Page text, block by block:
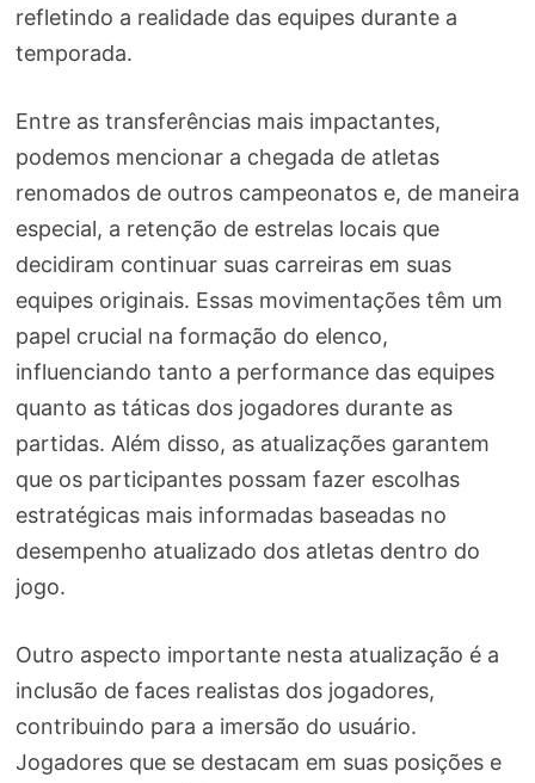
refletindo a realidade das equipes durante a
temporada.
Entre as transferências mais impactantes,
podemos mencionar a chegada de atletas
renomados de outros campeonatos e, de maneira
especial, a retenção de estrelas locais que
decidiram continuar suas carreiras em suas
equipes originais. Essas movimentações têm um
papel crucial na formação do elenco,
influenciando tanto a performance das equipes
quanto as táticas dos jogadores durante as
partidas. Além disso, as atualizações garantem
que os participantes possam fazer escolhas
estratégicas mais informadas baseadas no
desempenho atualizado dos atletas dentro do
jogo.
Outro aspecto importante nesta atualização é a
inclusão de faces realistas dos jogadores,
contribuindo para a imersão do usuário.
Jogadores que se destacam em suas posições e